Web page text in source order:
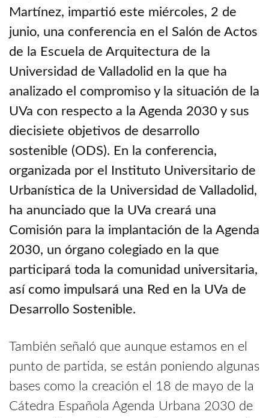
Martínez, impartió este miércoles, 2 de
junio, una conferencia en el Salón de Actos
de la Escuela de Arquitectura de la
Universidad de Valladolid en la que ha
analizado el compromiso y la situación de la
UVa con respecto a la Agenda 2030 y sus
diecisiete objetivos de desarrollo
sostenible (ODS). En la conferencia,
organizada por el Instituto Universitario de
Urbanística de la Universidad de Valladolid,
ha anunciado que la UVa creará una
Comisión para la implantación de la Agenda
2030, un órgano colegiado en la que
participará toda la comunidad universitaria,
así como impulsará una Red en la UVa de
Desarrollo Sostenible.
También señaló que aunque estamos en el
punto de partida, se están poniendo algunas
bases como la creación el 18 de mayo de la
Cátedra Española Agenda Urbana 2030 de